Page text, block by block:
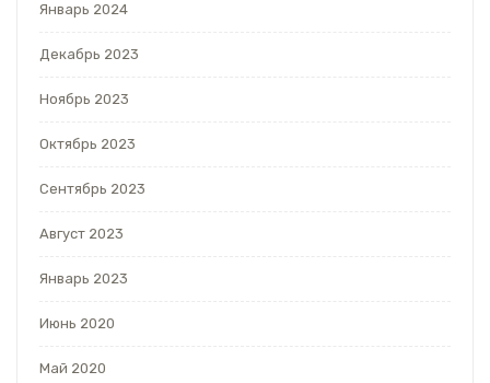
Январь 2024
Декабрь 2023
Ноябрь 2023
Октябрь 2023
Сентябрь 2023
Август 2023
Январь 2023
Июнь 2020
Май 2020